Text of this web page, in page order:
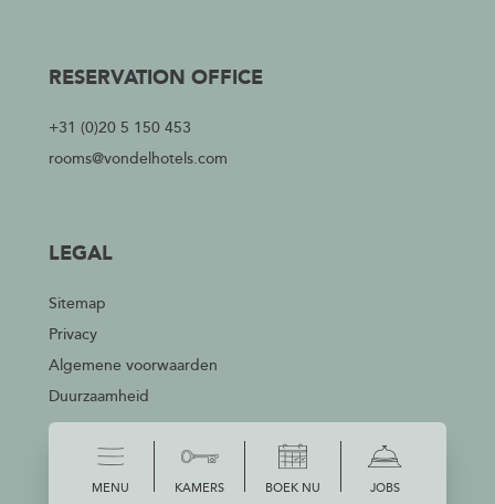
MENU KAMERS BOEK NU JOBS
RESERVATION OFFICE
+31 (0)20 5 150 453
rooms@vondelhotels.com
LEGAL
Sitemap
Privacy
Algemene voorwaarden
Duurzaamheid